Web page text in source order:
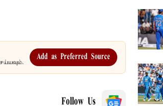
Add as Preferred Source
Follow Us